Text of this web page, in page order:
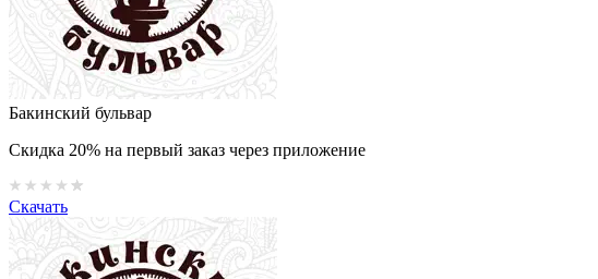
Бакинский бульвар
Скидка 20% на первый заказ через приложение
Скачать